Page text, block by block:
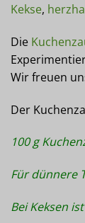
Kekse,
Die
Wir freuen
Der
100 g
Für dünnere
Bei Keksen